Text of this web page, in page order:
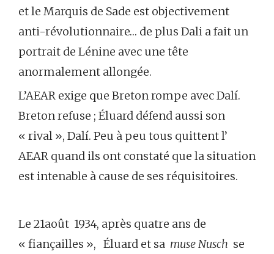
et le Marquis de Sade est objectivement
anti-révolutionnaire… de plus Dali a fait un
portrait de Lénine avec une tête
anormalement allongée.
L’AEAR exige que Breton rompe avec Dalí.
Breton refuse ; Éluard défend aussi son
« rival », Dalí. Peu à peu tous quittent l’
AEAR quand ils ont constaté que la situation
est intenable à cause de ses réquisitoires.
Le 21août 1934, après quatre ans de
« fiançailles », Éluard et sa muse Nusch se